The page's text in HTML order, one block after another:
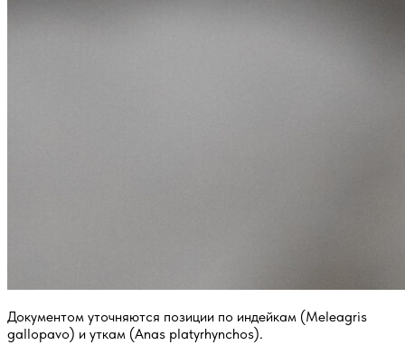
Документом уточняются позиции по индейкам (Meleagris
gallopavo) и уткам (Anas platyrhynchos).